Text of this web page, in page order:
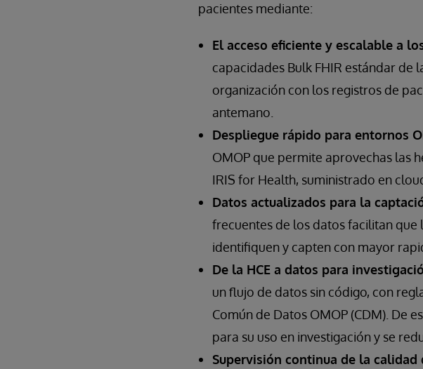
pacientes mediante:
El acceso eficiente y escalable a
capacidades Bulk FHIR estándar de
organización con los registros de
antemano.
Despliegue rápido para entornos
OMOP que permite aprovechas las
IRIS for Health, suministrado en
Datos actualizados para la
frecuentes de los datos facilitan
identifiquen y capten con mayor
De la HCE a datos para
un flujo de datos sin código, con
Común de Datos OMOP (CDM). De
para su uso en investigación y se
Supervisión continua de la calidad